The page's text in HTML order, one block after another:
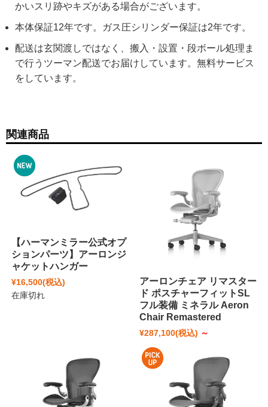
かいスリ跡やキズがある場合がございます。
本体保証12年です。ガス圧シリンダー保証は2年です。
配送は玄関渡しではなく、搬入・設置・段ボール処理ま
で行うツーマン配送でお届けしています。無料サービス
をしています。
関連商品
【ハーマンミラー公式オプ
ションパーツ】アーロンジ
ャケットハンガー
¥16,500(税込)
在庫切れ
アーロンチェア リマスター
ド ポスチャーフィットSL
フル装備 ミネラル Aeron
Chair Remastered
¥287,100(税込) ～